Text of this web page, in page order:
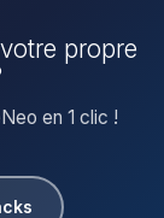
propre
en 1 clic !